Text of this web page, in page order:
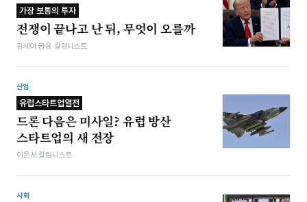
가장 보통의 투자
전쟁이 끝나고 난 뒤, 무엇이 오를까
김세아 금융 칼럼니스트
산업
유럽스타트업열전
드론 다음은 미사일? 유럽 방산
스타트업의 새 전장
이은서 칼럼니스트
사회